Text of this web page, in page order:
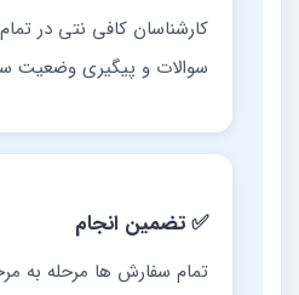
کارشناسان کافی نتی در
سوالات و پیگیری وضعیت
✅ تضمین انجام
تمام سفارش ها مرحله به